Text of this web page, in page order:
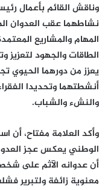
وناقش القائم بأعمال
نشاطهما عقب العدوان
المهام والمشاريع
الطاقات والجهود لتعزيز
يعزز من دورهما الحيوي
أنشطتهما وتحديدا
والنشء والشباب.
وأكد العلامة مفتاح، أن
الوطني يعكس عجز
أن عدوانه الآثم على
معنوية زائفة ولتبرير